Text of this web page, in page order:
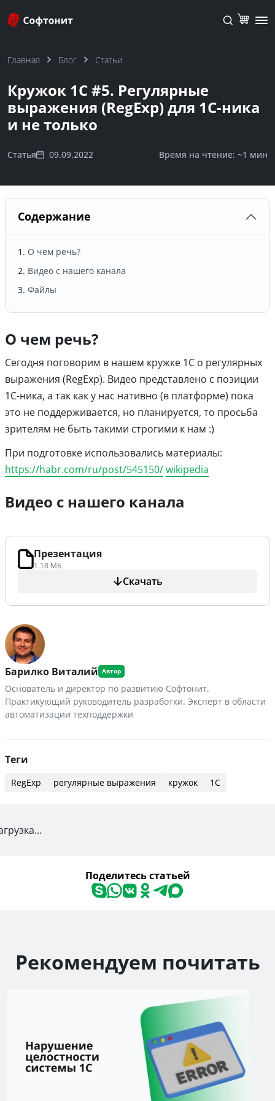
Главная Блог Статьи
Кружок 1С #5. Регулярные
выражения (RegExp) для 1С-ника
и не только
Статья 09.09.2022 Время на чтение: ~1 мин
Содержание
О чем речь?
Видео с нашего канала
Файлы
О чем речь?
Сегодня поговорим в нашем кружке 1С о регулярных
выражения (RegExp). Видео представлено с позиции
1С-ника, а так как у нас нативно (в платформе) пока
это не поддерживается, но планируется, то просьба
зрителям не быть такими строгими к нам :)
При подготовке использовались материалы:
https://habr.com/ru/post/545150/wikipedia
Видео с нашего канала
Презентация
1.18 МБ
Скачать
Барилко Виталий
Основатель и директор по развитию Софтонит.
Практикующий руководитель разработки. Эксперт в области
автоматизации техподдержки
Теги
RegExp регулярные выражения кружок 1С
Поделитесь статьей
Рекомендуем почитать